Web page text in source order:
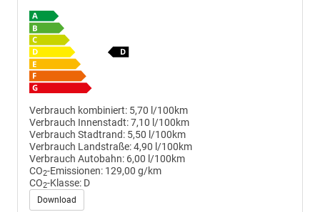
Verbrauch kombiniert: 5,70 l/100km
Verbrauch Innenstadt:7,10 l/100km
Verbrauch Stadtrand: 5,50 l/100km
Verbrauch Landstraße:4,90 l/100km
Verbrauch Autobahn: 6,00 l/100km
CO2-Emissionen: 129,00 g/km
CO2-Klasse: D
Download